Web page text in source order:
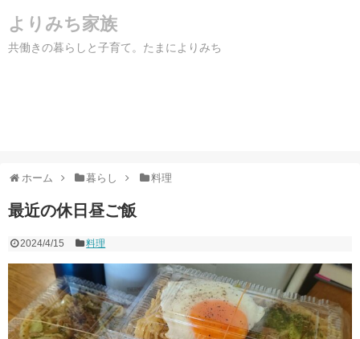
よりみち家族
共働きの暮らしと子育て。たまによりみち
ホーム 暮らし 料理
最近の休日昼ご飯
2024/4/15 料理